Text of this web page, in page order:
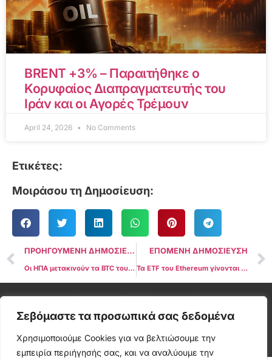
Σεβόμαστε τα προσωπικά σας δεδομένα
Χρησιμοποιούμε Cookies για να βελτιώσουμε την
εμπειρία περιήγησής σας, και να αναλύουμε την
BRENT +3% – Παραιτήθηκε ο
Κορυφαίος Διαπραγματευτής του
Ιράν και οι Αγορές Τρέμουν
April 24, 2026 No Comments
Ετικέτες:
Μοιράσου τη Δημοσίευση:
ΠΡΟΗΓΟΥΜΕΝΗ ΔΗΜΟΣΙΕΥΣΗ
Οι ΗΠΑ μετακινούν τα BTC του Silk Road που είναι $2 δις μετά τη δέσμευση του Τραμπ για το απόθεμα
ΕΠΟΜΕΝΗ ΔΗΜΟΣΙΕΥΣΗ
Τα ETF του Ethereum γίνονται θετικά μετά από εισροή $34 εκατομμυρίων στις 30 Ιουλίου
Cryptonea © All rights reserved